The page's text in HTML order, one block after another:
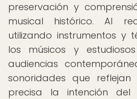
preservación y
musical histórico. Al
utilizando instrumentos y
los músicos y
audiencias
sonoridades que
precisa la intención